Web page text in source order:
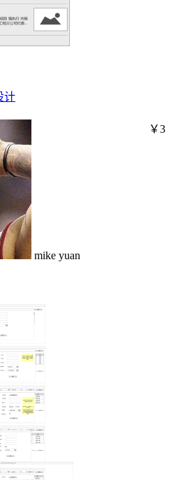
计
mike yuan
￥3